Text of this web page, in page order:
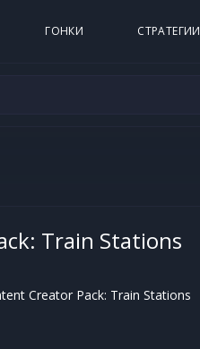
ГОНКИ СТРАТЕГИИ
Train Stations
Creator Pack: Train Stations